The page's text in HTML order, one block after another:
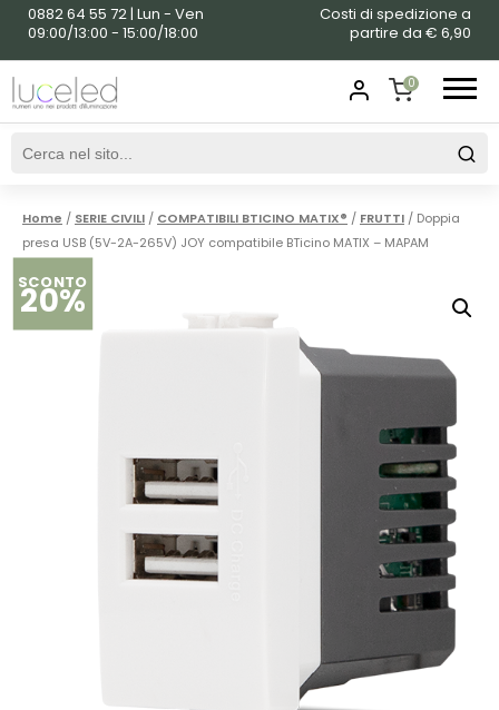
0882 64 55 72 | Lun - Ven
09:00/13:00 - 15:00/18:00
Costi di spedizione a
partire da € 6,90
0
SHOPPING
Home / SERIE CIVILI / COMPATIBILI BTICINO MATIX® / FRUTTI / Doppia
presa USB (5V-2A-265V) JOY compatibile BTicino MATIX – MAPAM
SCONTO
20%